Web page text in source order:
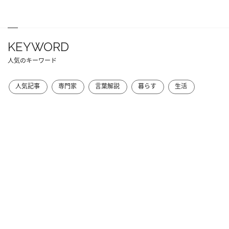
KEYWORD
人気のキーワード
人気記事 専門家 言葉解説 暮らす 生活